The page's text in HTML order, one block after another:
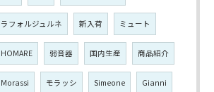
ラフォルジュルネ 新入荷 ミュート
HOMARE 弱音器 国内生産 商品紹介
Morassi モラッシ Simeone Gianni